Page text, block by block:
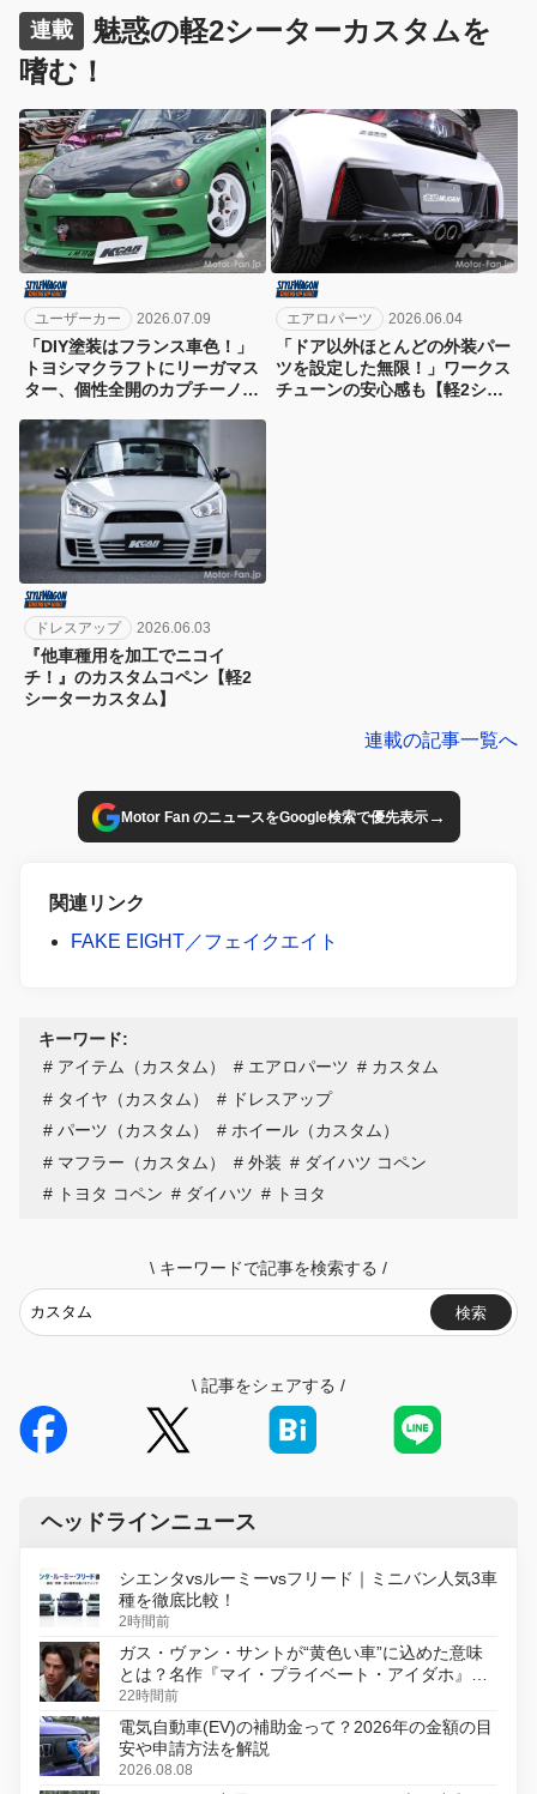
のカスタムオーナー＆メーカーデモカーを紹介。
連載
魅惑の軽2シーターカスタムを
嗜む！
ユーザーカー 2026.07.09
「DIY塗装はフランス車色！」
トヨシマクラフトにリーガマス
ター、個性全開のカプチーノ
ナーカー編】
エアロパーツ 2026.06.04
「ドア以外ほとんどの外装パー
ツを設定した無限！」ワークス
チューンの安心感も【軽2シー
ドレスアップ 2026.06.03
『他車種用を加工でニコイ
チ！』のカスタムコペン【軽2
シーターカスタム】
連載の記事一覧へ
Motor Fan のニュースをGoogle検索で優先表示→
関連リンク
FAKE EIGHT／フェイクエイト
キーワード:
アイテム（カスタム）
エアロパーツ
カスタム
タイヤ（カスタム）
ドレスアップ
パーツ（カスタム）
ホイール（カスタム）
マフラー（カスタム）
外装
ダイハツ コペン
トヨタ コペン
ダイハツ トヨタ
\ キーワードで記事を検索する /
検索
\ 記事をシェアする /
ヘッドラインニュース
シエンタvsルーミーvsフリード｜ミニバン人気3車
種を徹底比較！
2時間前
ガス・ヴァン・サントが“黄色い車”に込めた意味
とは？名作『マイ・プライベート・アイダホ』が
初のデジタルリマスター版で復活
22時間前
電気自動車(EV)の補助金って？2026年の金額の目
安や申請方法を解説
2026.08.08